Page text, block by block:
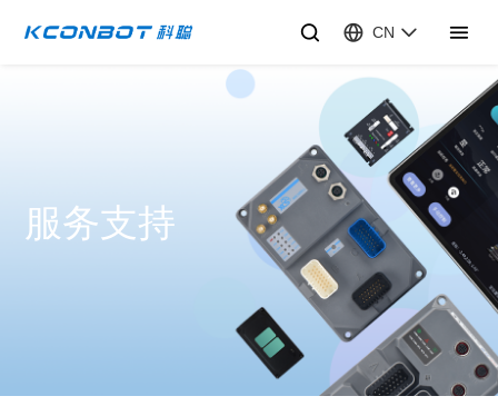
CN
服务支持